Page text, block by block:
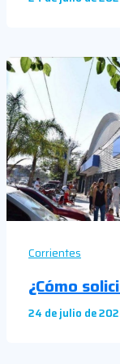
Corrientes
¿Cómo
24 de julio de